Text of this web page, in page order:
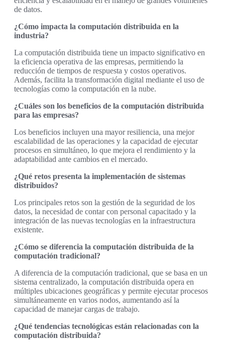
de datos.
¿Cómo impacta la computación distribuida en la
industria?
La computación distribuida tiene un impacto significativo en
la eficiencia operativa de las empresas, permitiendo la
reducción de tiempos de respuesta y costos operativos.
Además, facilita la transformación digital mediante el uso de
tecnologías como la computación en la nube.
¿Cuáles son los beneficios de la computación distribuida
para las empresas?
Los beneficios incluyen una mayor resiliencia, una mejor
escalabilidad de las operaciones y la capacidad de ejecutar
procesos en simultáneo, lo que mejora el rendimiento y la
adaptabilidad ante cambios en el mercado.
¿Qué retos presenta la implementación de sistemas
distribuidos?
Los principales retos son la gestión de la seguridad de los
datos, la necesidad de contar con personal capacitado y la
integración de las nuevas tecnologías en la infraestructura
existente.
¿Cómo se diferencia la computación distribuida de la
computación tradicional?
A diferencia de la computación tradicional, que se basa en un
sistema centralizado, la computación distribuida opera en
múltiples ubicaciones geográficas y permite ejecutar procesos
simultáneamente en varios nodos, aumentando así la
capacidad de manejar cargas de trabajo.
¿Qué tendencias tecnológicas están relacionadas con la
computación distribuida?